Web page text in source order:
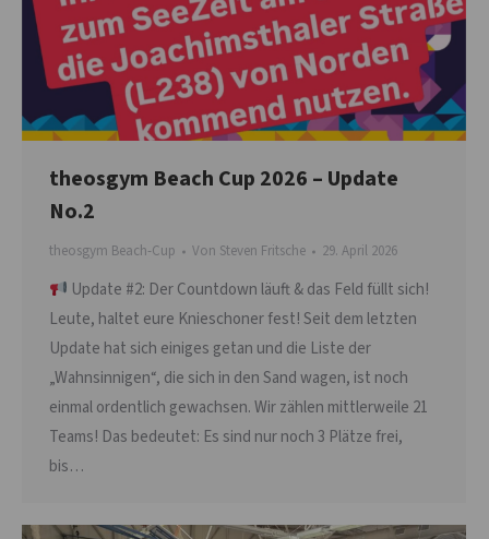
theosgym Beach Cup 2026 – Update
No.2
theosgym Beach-Cup Von Steven Fritsche 29. April 2026
Update #2: Der Countdown läuft & das Feld füllt sich!
Leute, haltet eure Knieschoner fest! Seit dem letzten
Update hat sich einiges getan und die Liste der
„Wahnsinnigen“, die sich in den Sand wagen, ist noch
einmal ordentlich gewachsen. Wir zählen mittlerweile 21
Teams! Das bedeutet: Es sind nur noch 3 Plätze frei,
bis…